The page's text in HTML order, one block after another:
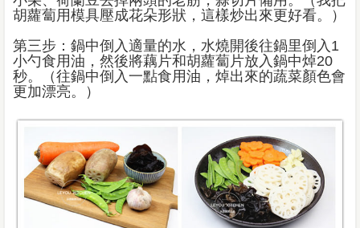
胡蘿蔔用模具壓成花朵形狀，這樣炒出來更好看。）
第三步：鍋中倒入適量的水，水燒開後往鍋里倒入1
小勺食用油，然後將藕片和胡蘿蔔片放入鍋中焯20
秒。（往鍋中倒入一點食用油，焯出來的蔬菜顏色會
更加漂亮。）